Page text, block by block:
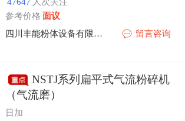
参考价格 面议
四川丰能粉体设备有限公司
留言咨询
NSTJ系列扁平式气流粉碎机
（气流磨）
日加